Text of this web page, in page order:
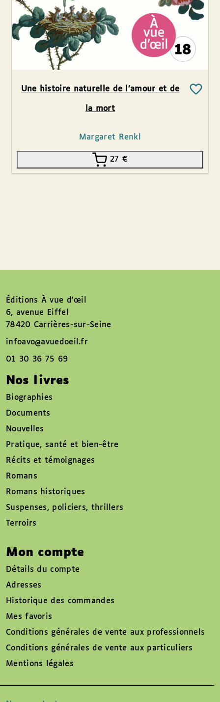
Une histoire naturelle de l’amour et de
la mort
Margaret Renkl
27 €
Éditions À vue d’œil
6, avenue Eiffel
78420 Carrières-sur-Seine
infoavo@avuedoeil.fr
01 30 36 75 69
Nos livres
Biographies
Documents
Nouvelles
Pratique, santé et bien-être
Récits et témoignages
Romans
Romans historiques
Suspenses, policiers, thrillers
Terroirs
Mon compte
Détails du compte
Adresses
Historique des commandes
Mes favoris
Conditions générales de vente aux professionnels
Conditions générales de vente aux particuliers
Mentions légales